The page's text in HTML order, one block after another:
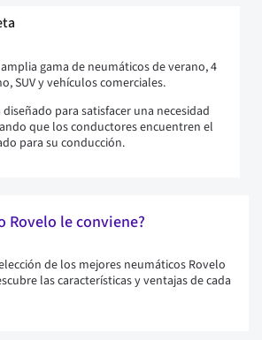
gama de neumáticos de verano, 4
SUV y vehículos comerciales.
para satisfacer una necesidad
que los conductores encuentren el
para su conducción.
Rovelo le conviene?
de los mejores neumáticos Rovelo
las características y ventajas de cada